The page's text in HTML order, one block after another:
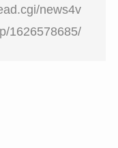
news4v
1626578685/